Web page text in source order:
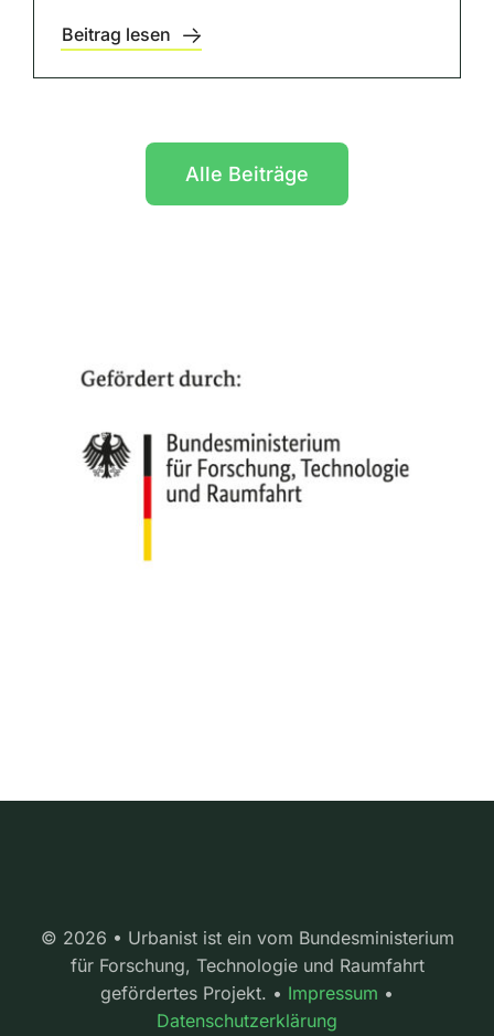
Beitrag lesen
Alle Beiträge
© 2026 • Urbanist ist ein vom Bundesministerium
für Forschung, Technologie und Raumfahrt
gefördertes Projekt. • Impressum •
Datenschutzerklärung